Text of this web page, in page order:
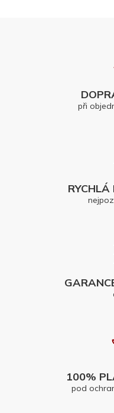
při
RYCHLÁ
100%
pod